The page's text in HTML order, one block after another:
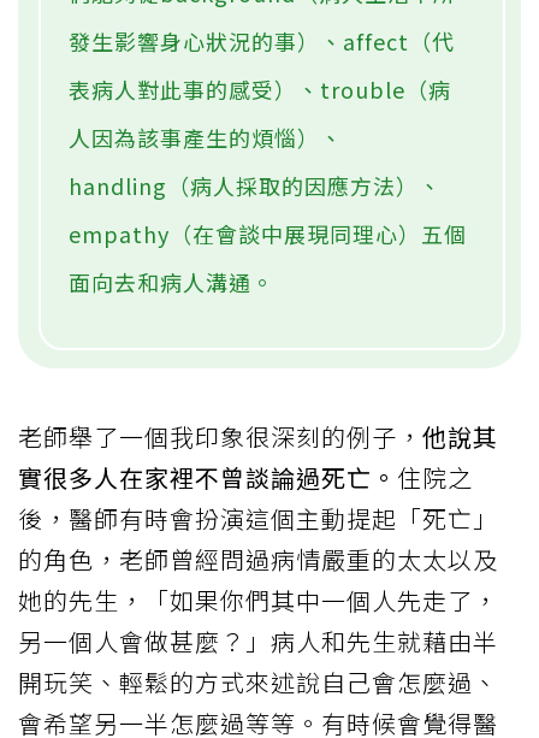
發生影響身心狀況的事）、affect（代
表病人對此事的感受）、trouble（病
人因為該事產生的煩惱）、
handling（病人採取的因應方法）、
empathy（在會談中展現同理心）五個
面向去和病人溝通。
老師舉了一個我印象很深刻的例子， 他說其
實很多人在家裡不曾談論過死亡。 住院之
後，醫師有時會扮演這個主動提起「死亡」
的角色，老師曾經問過病情嚴重的太太以及
她的先生，「如果你們其中一個人先走了，
另一個人會做甚麼？」病人和先生就藉由半
開玩笑、輕鬆的方式來述說自己會怎麼過、
會希望另一半怎麼過等等。有時候會覺得醫